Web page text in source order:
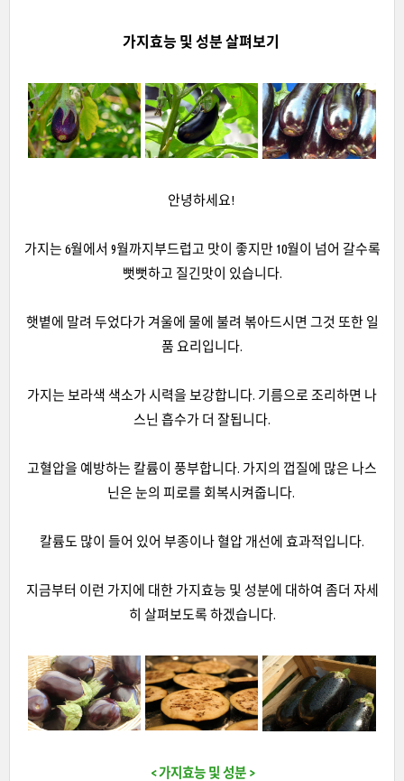
가지효능 및 성분 살펴보기
안녕하세요!
가지는 6월에서 9월까지부드럽고 맛이 좋지만 10월이 넘어 갈수록
뻣뻣하고 질긴맛이 있습니다.
햇볕에 말려 두었다가 겨울에 물에 불려 볶아드시면 그것 또한 일
품 요리입니다.
가지는 보라색 색소가 시력을 보강합니다. 기름으로 조리하면 나
스닌 흡수가 더 잘됩니다.
고혈압을 예방하는 칼륨이 풍부합니다. 가지의 껍질에 많은 나스
닌은 눈의 피로를 회복시켜줍니다.
칼륨도 많이 들어 있어 부종이나 혈압 개선에 효과적입니다.
지금부터 이런 가지에 대한 가지효능 및 성분에 대하여 좀더 자세
히 살펴보도록 하겠습니다.
< 가지효능 및 성분 >